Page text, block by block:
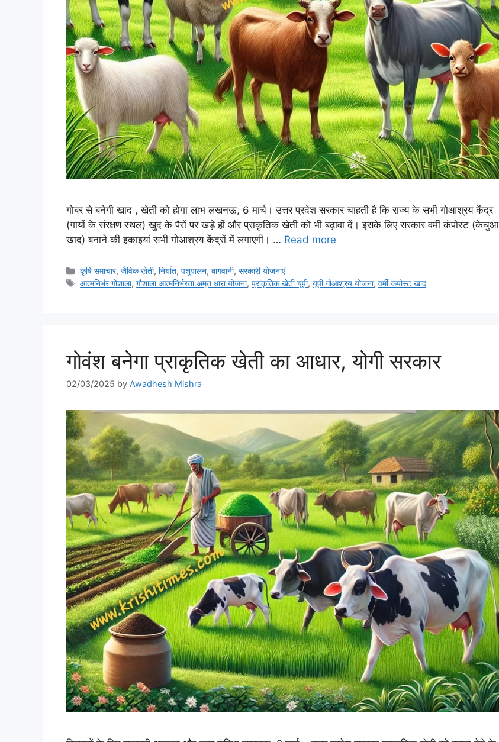
गोबर से बनेगी खाद , खेती को होगा लाभ लखनऊ, 6 मार्च। उत्तर प्रदेश सरकार चाहती है कि राज्य के सभी गोआश्रय केंद्र
(गायों के संरक्षण स्थल) खुद के पैरों पर खड़े हों और प्राकृतिक खेती को भी बढ़ावा दें। इसके लिए सरकार वर्मी कंपोस्ट (केचुआ
खाद) बनाने की इकाइयां सभी गोआश्रय केंद्रों में लगाएगी। … Read more
कृषि समाचार,जैविक खेती,निर्यात,पशुपालन,बागवानी,सरकारी योजनाएं
आत्मनिर्भर गोशाला,गौशाला आत्मनिर्भरता.अमृत धारा योजना,प्राकृतिक खेती यूपी,यूपी गोआश्रय योजना,वर्मी कंपोस्ट खाद
गोवंश बनेगा प्राकृतिक खेती का आधार, योगी सरकार
02/03/2025 by Awadhesh Mishra